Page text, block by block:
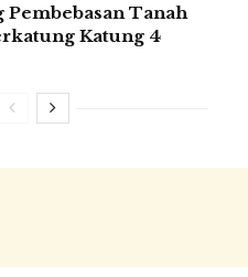
Pembebasan Tanah
Katung 4